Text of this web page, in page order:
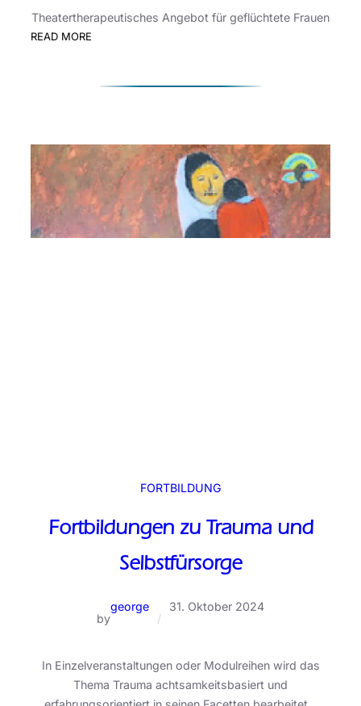
Theatertherapeutisches Angebot für geflüchtete Frauen
READ MORE
FORTBILDUNG
Fortbildungen zu Trauma und
Selbstfürsorge
by
george
/
31. Oktober 2024
In Einzelveranstaltungen oder Modulreihen wird das
Thema Trauma achtsamkeitsbasiert und